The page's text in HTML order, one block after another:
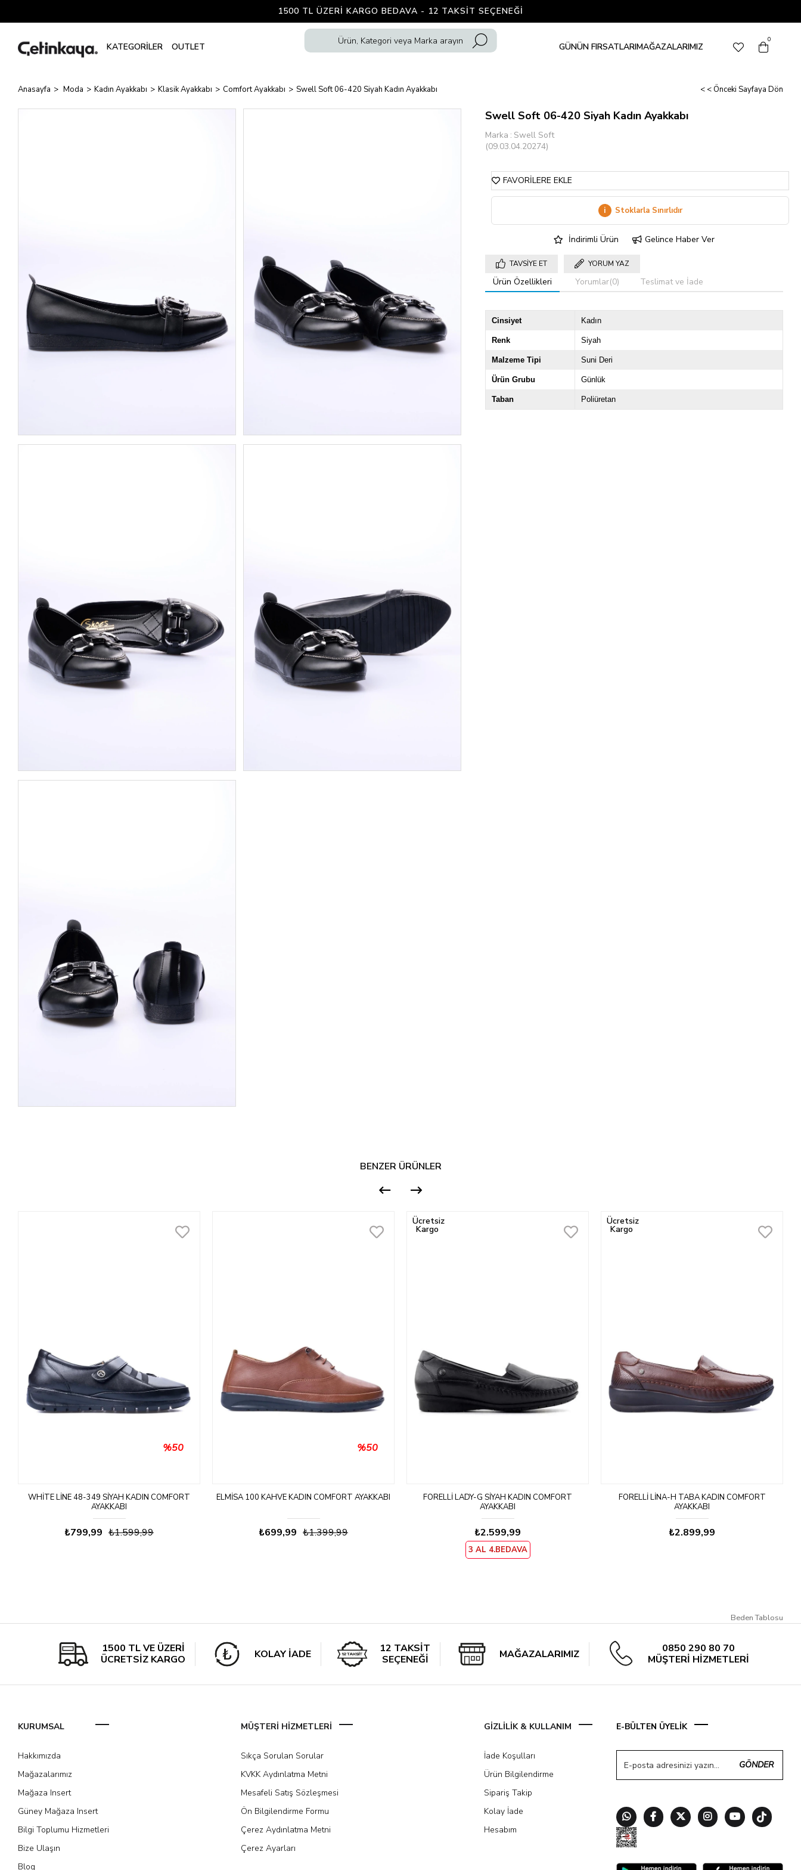
1500 TL ÜZERI KARGO BEDAVA - 12 TAKSIT SEÇENEĞI
GÜNÜN FIRSATLARIMAĞAZALARIMIZ
0
Anasayfa Moda Kadın Ayakkabı Klasik Ayakkabı Comfort Ayakkabı Swell Soft 06-420 Siyah Kadın Ayakkabı < < Önceki Sayfaya Dön
Swell Soft 06-420 Siyah Kadın Ayakkabı
Marka : Swell Soft
(09.03.04.20274)
FAVORILERE EKLE
i Stoklarla Sınırlıdır
İndirimli Ürün Gelince Haber Ver
TAVSIYE ET YORUM YAZ
Ürün Özellikleri Yorumlar(0) Teslimat ve İade
Cinsiyet Kadın
Renk Siyah
Malzeme Tipi Suni Deri
Ürün Grubu Günlük
Taban Poliüretan
BENZER ÜRÜNLER
WHITE LINE 48-349 SIYAH KADIN COMFORT
AYAKKABI
₺799,99 ₺1.599,99
%50
ELMISA 100 KAHVE KADIN COMFORT AYAKKABI
₺699,99 ₺1.399,99
%50
FORELLI LADY-G SIYAH KADIN COMFORT
AYAKKABI
₺2.599,99
3 AL 4.BEDAVA
Ücretsiz
Kargo
FORELLI LINA-H TABA KADIN COMFORT
AYAKKABI
₺2.899,99
Ücretsiz
Kargo
Beden Tablosu
1500 TL VE ÜZERİ
ÜCRETSİZ KARGO
KOLAY İADE
12 TAKSİT
SEÇENEĞİ
MAĞAZALARIMIZ
0850 290 80 70
MÜŞTERİ HİZMETLERİ
KURUMSAL
Hakkımızda
Mağazalarımız
Mağaza Insert
Güney Mağaza Insert
Bilgi Toplumu Hizmetleri
Bize Ulaşın
Blog
MÜŞTERİ HİZMETLERİ
Sıkça Sorulan Sorular
KVKK Aydınlatma Metni
Mesafeli Satış Sözleşmesi
Ön Bilgilendirme Formu
Çerez Aydınlatma Metni
Çerez Ayarları
GİZLİLİK & KULLANIM
İade Koşulları
Ürün Bilgilendirme
Sipariş Takip
Kolay İade
Hesabım
E-BÜLTEN ÜYELİK
GÖNDER